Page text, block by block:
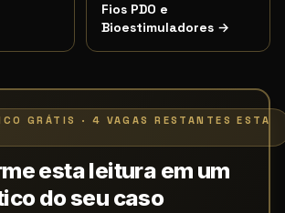
Fios PDO e
Bioestimuladores →
GRÁTIS · 4 VAGAS RESTANTES ESTA
esta leitura em um
do seu caso